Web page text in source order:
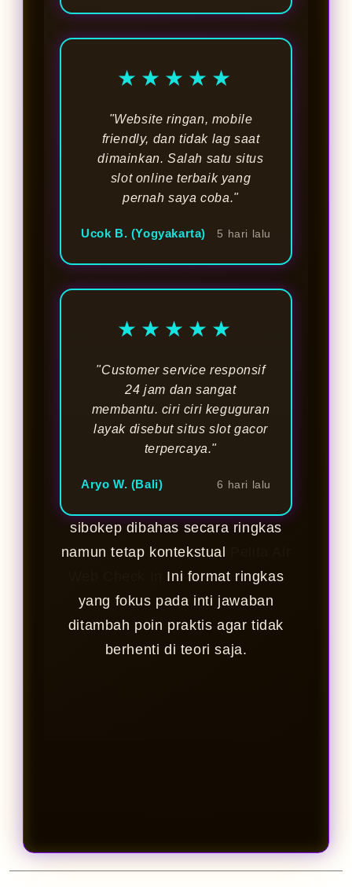
★★★★★
"Website ringan, mobile
friendly, dan tidak lag saat
dimainkan. Salah satu situs
slot online terbaik yang
pernah saya coba."
Ucok B. (Yogyakarta) 5 hari lalu
★★★★★
"Customer service responsif
24 jam dan sangat
membantu. ciri ciri keguguran
layak disebut situs slot gacor
terpercaya."
Aryo W. (Bali) 6 hari lalu
sibokep dibahas secara ringkas
namun tetap kontekstual
Ini format ringkas
yang fokus pada inti jawaban
ditambah poin praktis agar tidak
berhenti di teori saja.